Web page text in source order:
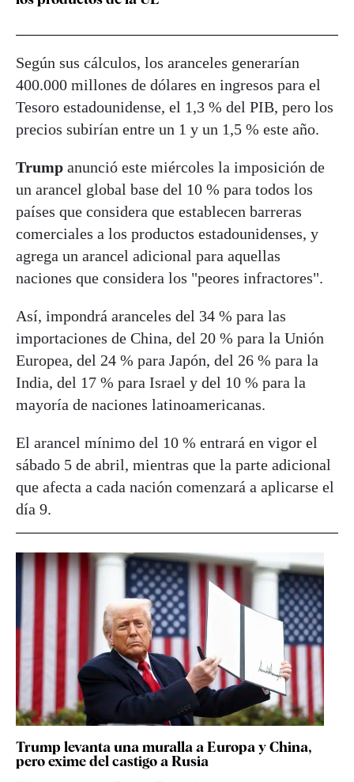
Según sus cálculos, los aranceles generarían
400.000 millones de dólares en ingresos para el
Tesoro estadounidense, el 1,3 % del PIB, pero los
precios subirían entre un 1 y un 1,5 % este año.
Trump anunció este miércoles la imposición de
un arancel global base del 10 % para todos los
países que considera que establecen barreras
comerciales a los productos estadounidenses, y
agrega un arancel adicional para aquellas
naciones que considera los "peores infractores".
Así, impondrá aranceles del 34 % para las
importaciones de China, del 20 % para la Unión
Europea, del 24 % para Japón, del 26 % para la
India, del 17 % para Israel y del 10 % para la
mayoría de naciones latinoamericanas.
El arancel mínimo del 10 % entrará en vigor el
sábado 5 de abril, mientras que la parte adicional
que afecta a cada nación comenzará a aplicarse el
día 9.
Trump levanta una muralla a Europa y China,
pero exime del castigo a Rusia